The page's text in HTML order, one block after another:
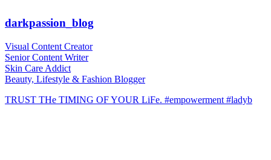
darkpassion_blog
Visual Content Creator
Senior Content Writer
Skin Care Addict
Beauty, Lifestyle & Fashion Blogger
TRUST THe TIMING OF YOUR LiFe. #empowerment #ladyb